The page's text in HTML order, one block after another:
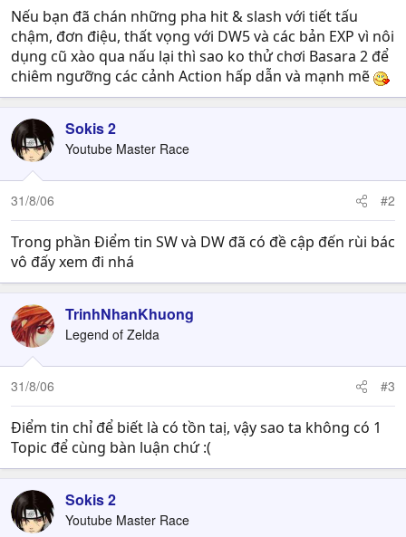
Nếu bạn đã chán những pha hit & slash với tiết tấu
chậm, đơn điệu, thất vọng với DW5 và các bản EXP vì nôi
dụng cũ xào qua nấu lại thì sao ko thử chơi Basara 2 để
chiêm ngưỡng các cảnh Action hấp dẫn và mạnh mẽ
Sokis 2
Youtube Master Race
31/8/06 #2
Trong phần Điểm tin SW và DW đã có đề cập đến rùi bác
vô đấy xem đi nhá
TrinhNhanKhuong
Legend of Zelda
31/8/06 #3
Điểm tin chỉ để biết là có tồn taị, vậy sao ta không có 1
Topic để cùng bàn luận chứ :(
Sokis 2
Youtube Master Race